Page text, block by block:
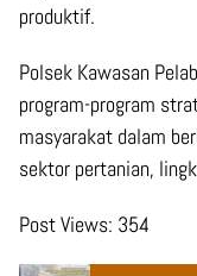
produktif.
Polsek Kawasan
program-program
masyarakat dalam
sektor pertanian,
Post Views: 354